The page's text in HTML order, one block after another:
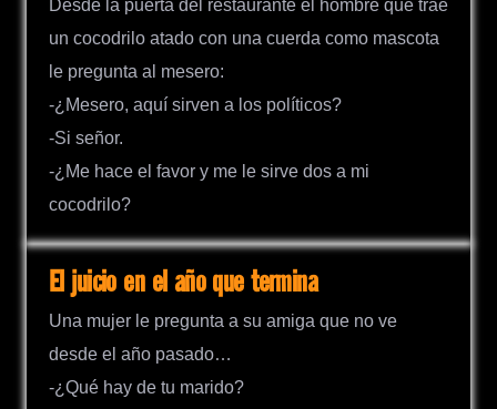
Desde la puerta del restaurante el hombre que trae
un cocodrilo atado con una cuerda como mascota
le pregunta al mesero:
-¿Mesero, aquí sirven a los políticos?
-Si señor.
-¿Me hace el favor y me le sirve dos a mi
cocodrilo?
El juicio en el año que termina
Una mujer le pregunta a su amiga que no ve
desde el año pasado…
-¿Qué hay de tu marido?